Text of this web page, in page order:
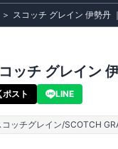
＞ スコッチ グレイン 伊勢丹
ッチ グレイン
ポスト LINE
コッチグレイン/SCOTCH